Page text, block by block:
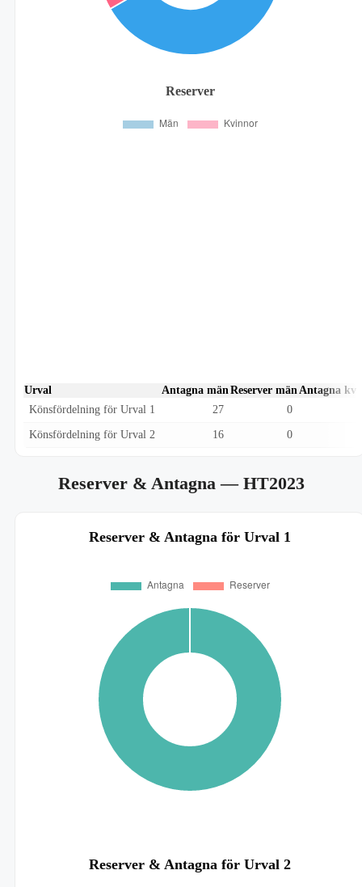
Reserver
Urval Antagna män Reserver män Antagna
Könsfördelning för Urval 1
27 0
Könsfördelning för Urval 2 16 0
Reserver & Antagna— HT2023
Reserver & Antagna för Urval 1
Reserver & Antagna för Urval 2